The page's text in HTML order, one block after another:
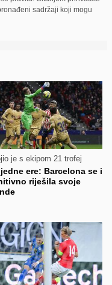
sadržaji koji mogu
je s ekipom 21 trofej
ere: Barcelona se i
riješila svoje